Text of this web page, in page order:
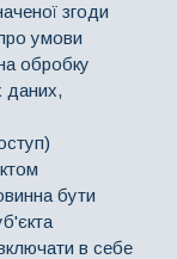
згоди
умови
обробку
даних,
бути
в себе